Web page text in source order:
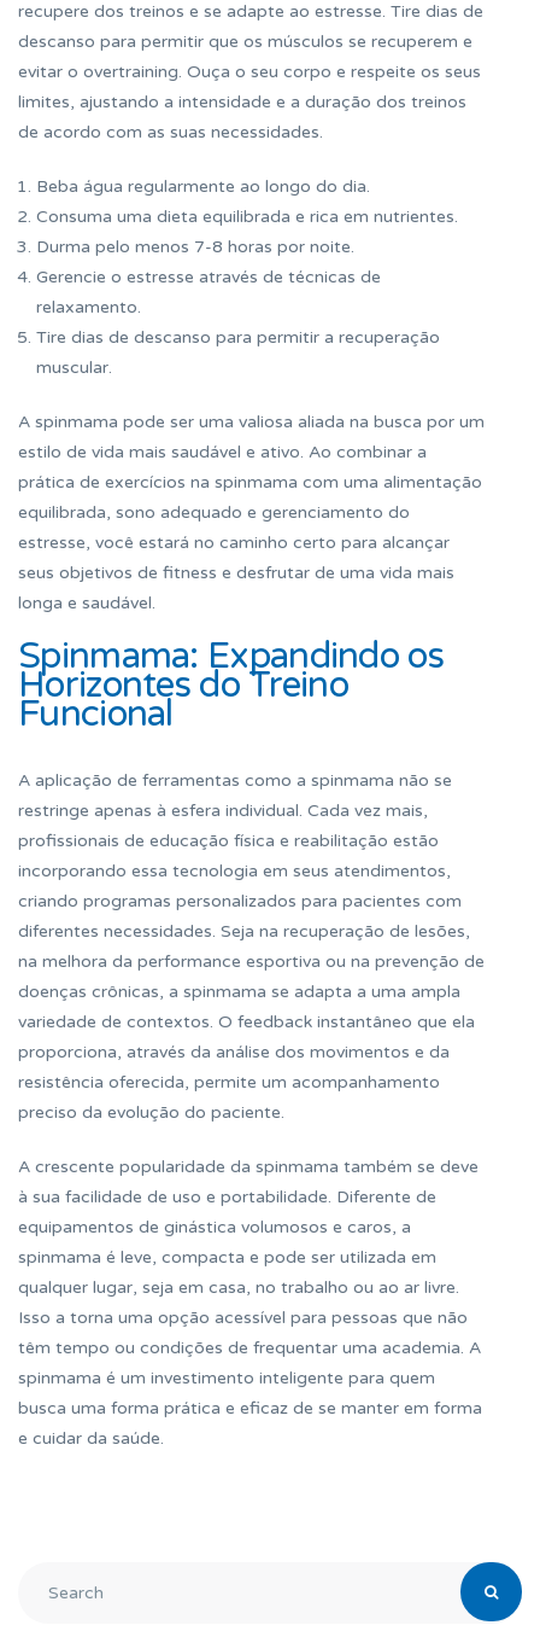
recupere dos treinos e se adapte ao estresse. Tire dias de
descanso para permitir que os músculos se recuperem e
evitar o overtraining. Ouça o seu corpo e respeite os seus
limites, ajustando a intensidade e a duração dos treinos
de acordo com as suas necessidades.
Beba água regularmente ao longo do dia.
Consuma uma dieta equilibrada e rica em nutrientes.
Durma pelo menos 7-8 horas por noite.
Gerencie o estresse através de técnicas de
relaxamento.
Tire dias de descanso para permitir a recuperação
muscular.
A spinmama pode ser uma valiosa aliada na busca por um
estilo de vida mais saudável e ativo. Ao combinar a
prática de exercícios na spinmama com uma alimentação
equilibrada, sono adequado e gerenciamento do
estresse, você estará no caminho certo para alcançar
seus objetivos de fitness e desfrutar de uma vida mais
longa e saudável.
Spinmama: Expandindo os
Horizontes do Treino
Funcional
A aplicação de ferramentas como a spinmama não se
restringe apenas à esfera individual. Cada vez mais,
profissionais de educação física e reabilitação estão
incorporando essa tecnologia em seus atendimentos,
criando programas personalizados para pacientes com
diferentes necessidades. Seja na recuperação de lesões,
na melhora da performance esportiva ou na prevenção de
doenças crônicas, a spinmama se adapta a uma ampla
variedade de contextos. O feedback instantâneo que ela
proporciona, através da análise dos movimentos e da
resistência oferecida, permite um acompanhamento
preciso da evolução do paciente.
A crescente popularidade da spinmama também se deve
à sua facilidade de uso e portabilidade. Diferente de
equipamentos de ginástica volumosos e caros, a
spinmama é leve, compacta e pode ser utilizada em
qualquer lugar, seja em casa, no trabalho ou ao ar livre.
Isso a torna uma opção acessível para pessoas que não
têm tempo ou condições de frequentar uma academia. A
spinmama é um investimento inteligente para quem
busca uma forma prática e eficaz de se manter em forma
e cuidar da saúde.